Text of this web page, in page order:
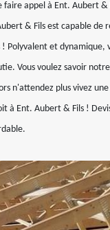
faire appel à Ent. Aubert &
& Fils est capable de
Polyvalent et dynamique,
Vous voulez savoir notre
n'attendez plus vivez
à Ent. Aubert & Fils !